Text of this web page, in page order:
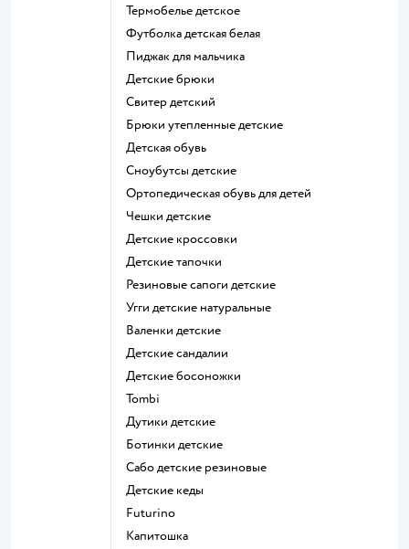
Термобелье детское
Футболка детская белая
Пиджак для мальчика
Детские брюки
Свитер детский
Брюки утепленные детские
Детская обувь
Сноубутсы детские
Ортопедическая обувь для детей
Чешки детские
Детские кроссовки
Детские тапочки
Резиновые сапоги детские
Угги детские натуральные
Валенки детские
Детские сандалии
Детские босоножки
Tombi
Дутики детские
Ботинки детские
Сабо детские резиновые
Детские кеды
Futurino
Капитошка